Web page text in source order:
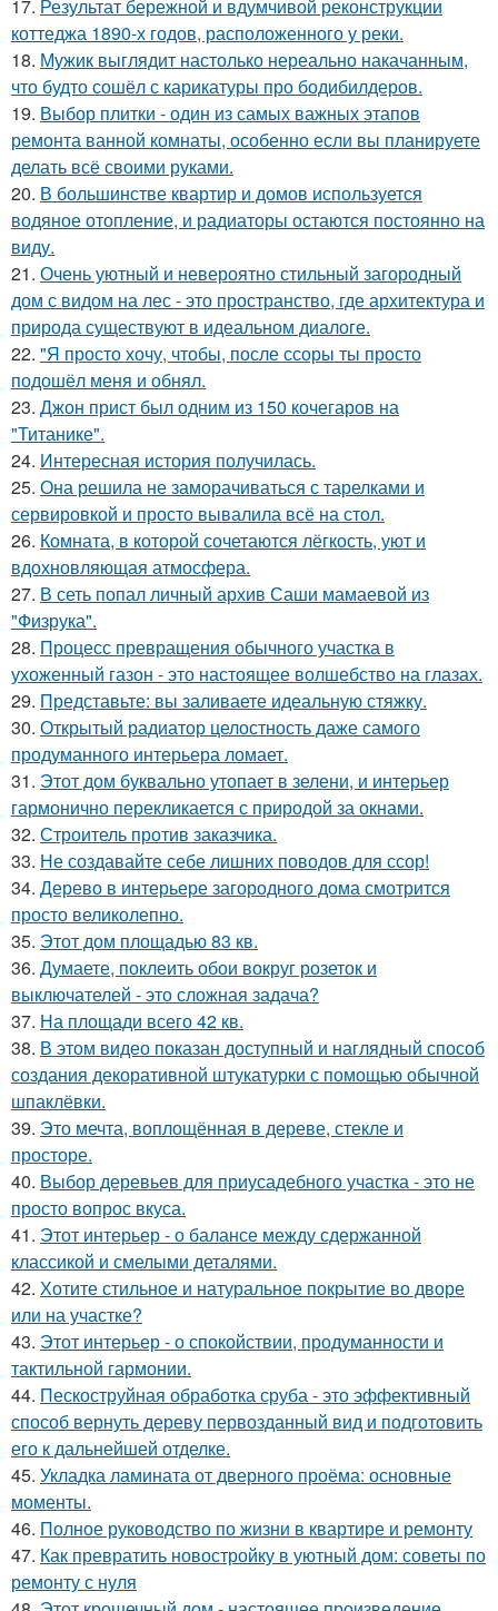
17. Результат бережной и вдумчивой реконструкции
коттеджа 1890-х годов, расположенного у реки.
18. Мужик выглядит настолько нереально накачанным,
что будто сошёл с карикатуры про бодибилдеров.
19. Выбор плитки - один из самых важных этапов
ремонта ванной комнаты, особенно если вы планируете
делать всё своими руками.
20. В большинстве квартир и домов используется
водяное отопление, и радиаторы остаются постоянно на
виду.
21. Очень уютный и невероятно стильный загородный
дом с видом на лес - это пространство, где архитектура и
природа существуют в идеальном диалоге.
22. "Я просто хочу, чтобы, после ссоры ты просто
подошёл меня и обнял.
23. Джон прист был одним из 150 кочегаров на
"Титанике".
24. Интересная история получилась.
25. Она решила не заморачиваться с тарелками и
сервировкой и просто вывалила всё на стол.
26. Комната, в которой сочетаются лёгкость, уют и
вдохновляющая атмосфера.
27. В сеть попал личный архив Саши мамаевой из
"Физрука".
28. Процесс превращения обычного участка в
ухоженный газон - это настоящее волшебство на глазах.
29. Представьте: вы заливаете идеальную стяжку.
30. Открытый радиатор целостность даже самого
продуманного интерьера ломает.
31. Этот дом буквально утопает в зелени, и интерьер
гармонично перекликается с природой за окнами.
32. Строитель против заказчика.
33. Не создавайте себе лишних поводов для ссор!
34. Дерево в интерьере загородного дома смотрится
просто великолепно.
35. Этот дом площадью 83 кв.
36. Думаете, поклеить обои вокруг розеток и
выключателей - это сложная задача?
37. На площади всего 42 кв.
38. В этом видео показан доступный и наглядный способ
создания декоративной штукатурки с помощью обычной
шпаклёвки.
39. Это мечта, воплощённая в дереве, стекле и
просторе.
40. Выбор деревьев для приусадебного участка - это не
просто вопрос вкуса.
41. Этот интерьер - о балансе между сдержанной
классикой и смелыми деталями.
42. Хотите стильное и натуральное покрытие во дворе
или на участке?
43. Этот интерьер - о спокойствии, продуманности и
тактильной гармонии.
44. Пескоструйная обработка сруба - это эффективный
способ вернуть дереву первозданный вид и подготовить
его к дальнейшей отделке.
45. Укладка ламината от дверного проёма: основные
моменты.
46. Полное руководство по жизни в квартире и ремонту
47. Как превратить новостройку в уютный дом: советы по
ремонту с нуля